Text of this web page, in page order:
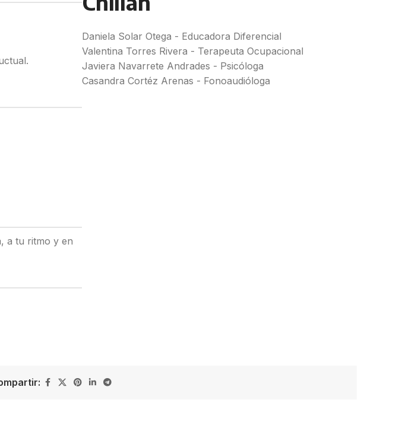
a tu ritmo y en
Daniela Solar Otega - Educadora Diferencial
Valentina Torres Rivera - Terapeuta Ocupacional
Javiera Navarrete Andrades - Psicóloga
Casandra Cortéz Arenas - Fonoaudióloga